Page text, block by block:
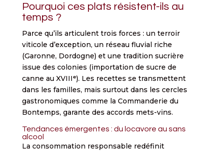
Pourquoi ces plats résistent-ils au
temps ?
Parce qu’ils articulent trois forces : un terroir
viticole d’exception, un réseau fluvial riche
(Garonne, Dordogne) et une tradition sucrière
issue des colonies (importation de sucre de
canne au XVIIIᵉ). Les recettes se transmettent
dans les familles, mais surtout dans les cercles
gastronomiques comme la Commanderie du
Bontemps, garante des accords mets-vins.
Tendances émergentes : du locavore au sans
alcool
La consommation responsable redéfinit